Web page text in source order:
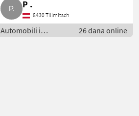
P .
8430 Tillmitsch
Automobili i
motocikli / Dijelovi
26 dana online